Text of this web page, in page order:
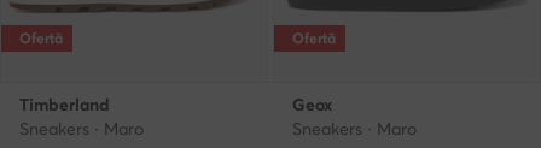
Ofertă
Timberland
Sneakers · Maro
Ofertă
Geox
Sneakers · Maro